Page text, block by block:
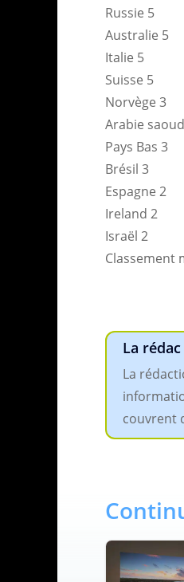
Russie 5
Australie 5
Italie 5
Suisse 5
Norvège 3
Arabie
Pays Bas 3
Brésil 3
Espagne 2
Ireland 2
Israël 2
Classement
La rédac
La
couvrent